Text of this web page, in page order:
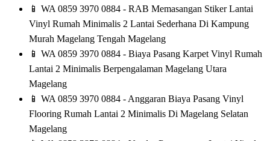
📱 WA 0859 3970 0884 - RAB Memasangan Stiker Lantai
Vinyl Rumah Minimalis 2 Lantai Sederhana Di Kampung
Murah Magelang Tengah Magelang
📱 WA 0859 3970 0884 - Biaya Pasang Karpet Vinyl Rumah
Lantai 2 Minimalis Berpengalaman Magelang Utara
Magelang
📱 WA 0859 3970 0884 - Anggaran Biaya Pasang Vinyl
Flooring Rumah Lantai 2 Minimalis Di Magelang Selatan
Magelang